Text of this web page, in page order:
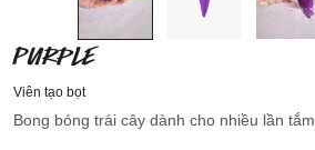
PURPLE
Viên tạo bọt
Bong bóng trái cây dành cho nhiều lần tắm